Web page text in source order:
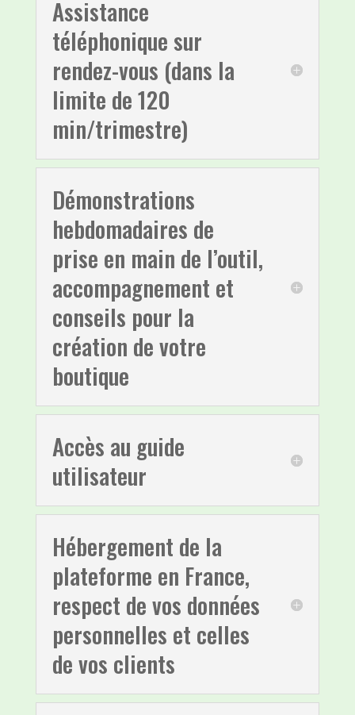
Assistance
téléphonique sur
rendez-vous (dans la
limite de 120
min/trimestre)
Démonstrations
hebdomadaires de
prise en main de l’outil,
accompagnement et
conseils pour la
création de votre
boutique
Accès au guide
utilisateur
Hébergement de la
plateforme en France,
respect de vos données
personnelles et celles
de vos clients